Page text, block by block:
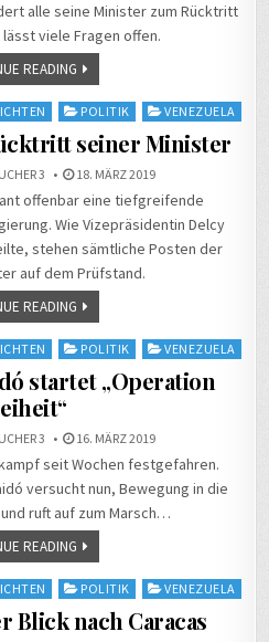
alle seine Minister zum Rücktritt
viele Fragen offen.
READING
POLITIK VENEZUELA
seiner Minister
3 18. MÄRZ 2019
offenbar eine tiefgreifende
Wie Vizepräsidentin Delcy
stehen sämtliche Posten der
auf dem Prüfstand.
READING
POLITIK VENEZUELA
startet „Operation
3 16. MÄRZ 2019
seit Wochen festgefahren.
versucht nun, Bewegung in die
ruft auf zum Marsch…
READING
POLITIK VENEZUELA
Blick nach Caracas